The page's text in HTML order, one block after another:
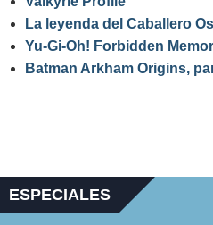
La leyenda del Caballero
Yu-Gi-Oh! Forbidden
Batman Arkham Origins,
ESPECIALES